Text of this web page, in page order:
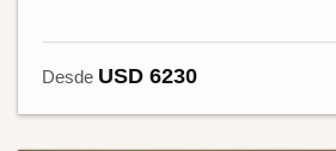
Desde USD 6230